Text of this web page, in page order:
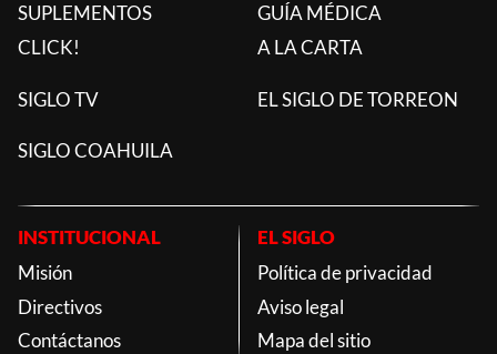
SUPLEMENTOS
CLICK!
GUÍA MÉDICA
A LA CARTA
SIGLO TV EL SIGLO DE TORREON
SIGLO COAHUILA
INSTITUCIONAL
Misión
Directivos
Contáctanos
EL SIGLO
Política de privacidad
Aviso legal
Mapa del sitio